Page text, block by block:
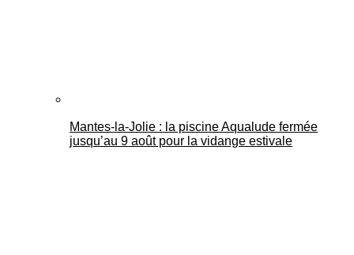
Mantes-la-Jolie : la piscine Aqualude fermée
jusqu’au 9 août pour la vidange estivale